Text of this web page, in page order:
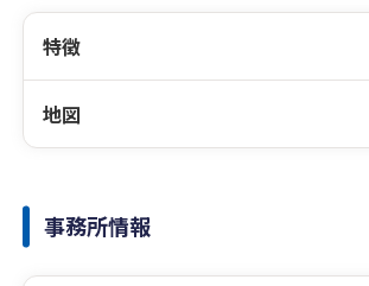
特徴
地図
事務所情報